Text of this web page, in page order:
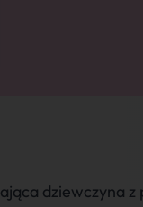
dziewczyna